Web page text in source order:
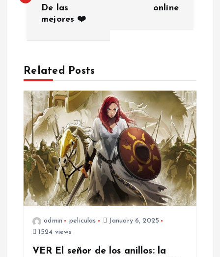
n
a
v
g
a
t
De las
mejores ❤️
online
Related Posts
admin peliculas
January 6, 2025
1524 views
VER El señor de los anillos: la